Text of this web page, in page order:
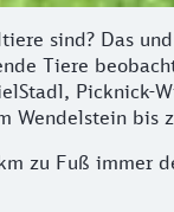
sind? Das
Tiere
Wendelstein bis
zu Fuß immer